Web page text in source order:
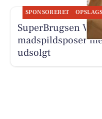
SPONSORERET
SuperBrugsen
madspildsposer
udsolgt